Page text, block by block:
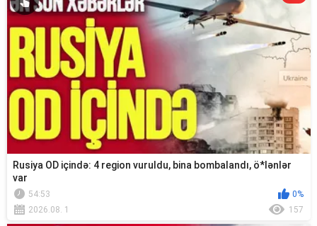
Rusiya OD içində: 4 region vuruldu, bina bombalandı, ö*lənlər
var
54:53
0%
2026.08. 1
157